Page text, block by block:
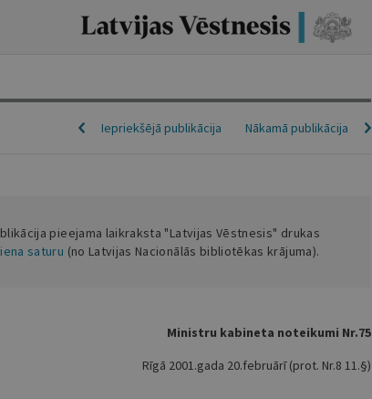
Nākamā publikācija
Iepriekšējā publikācija
pieejama laikraksta "Latvijas Vēstnesis" drukas
saturu (no Latvijas Nacionālās bibliotēkas krājuma).
Ministru kabineta noteikumi Nr.75
Rīgā 2001.gada 20.februārī (prot. Nr.8 11.§)